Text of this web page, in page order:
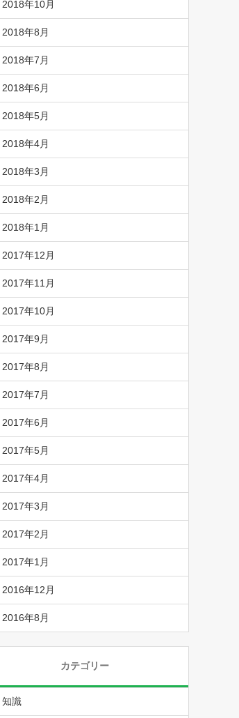
2018年10月
2018年8月
2018年7月
2018年6月
2018年5月
2018年4月
2018年3月
2018年2月
2018年1月
2017年12月
2017年11月
2017年10月
2017年9月
2017年8月
2017年7月
2017年6月
2017年5月
2017年4月
2017年3月
2017年2月
2017年1月
2016年12月
2016年8月
カテゴリー
知識